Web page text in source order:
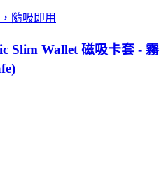
隨吸即用
Slim Wallet 磁吸卡套 - 霧